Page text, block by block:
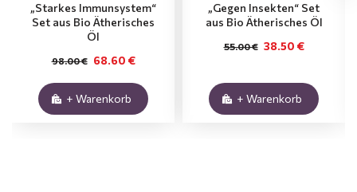
„Starkes Immunsystem“
Set aus Bio Ätherisches
Öl
68.60 €
98.00 €
+ Warenkorb
„Gegen Insekten“ Set
aus Bio Ätherisches Öl
38.50 €
55.00 €
+ Warenkorb